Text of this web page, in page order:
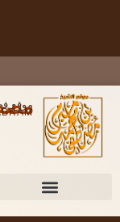
موقع